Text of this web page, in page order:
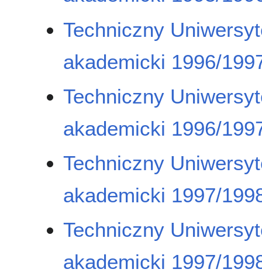
Techniczny
akademicki 1996/
Techniczny
akademicki 1996/
Techniczny
akademicki 1997/
Techniczny
akademicki 1997/